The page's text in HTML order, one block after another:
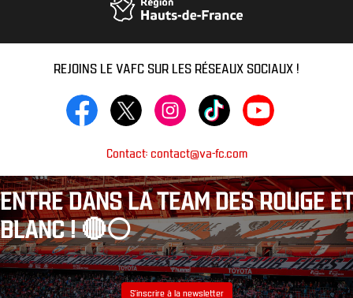
REJOINS LE VAFC SUR LES RÉSEAUX SOCIAUX !
Contact: contact@va-fc.com
ENTRE DANS LA TEAM DES ROUGE ET
BLANC ! 🔴⚪️
S’inscrire à la newsletter